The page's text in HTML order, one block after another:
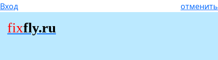
Вход отменить
fixfly.ru